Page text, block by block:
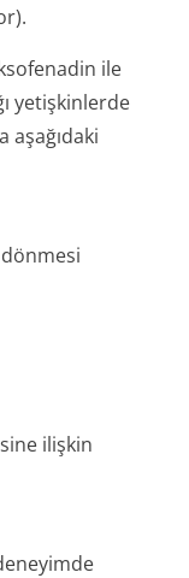
ile
yetişkinlerde
dönmesi
ilişkin